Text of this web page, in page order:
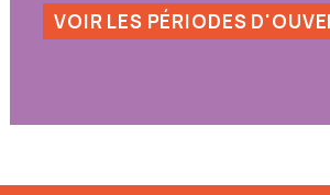
VOIR LES PÉRIODES